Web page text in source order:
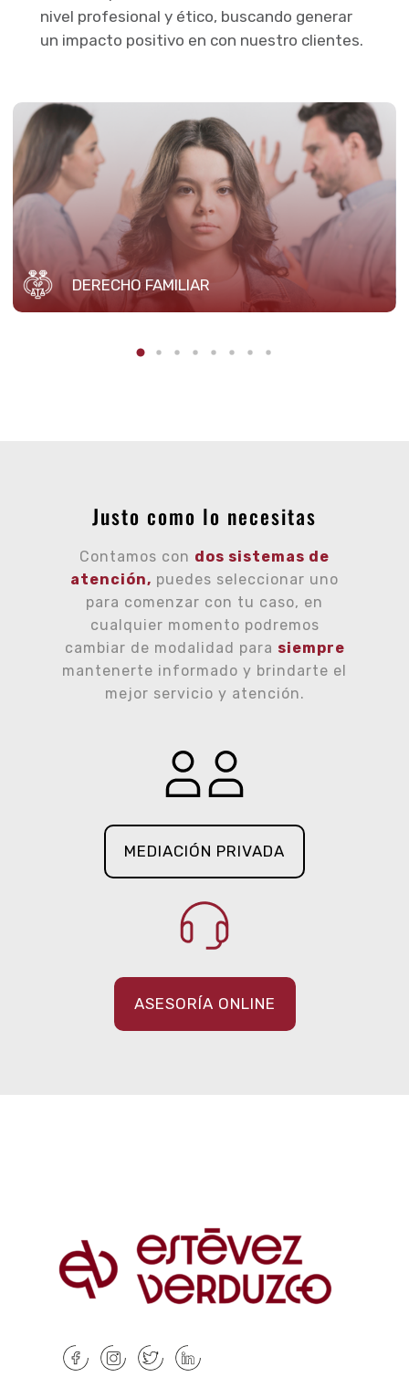
nivel profesional y ético, buscando generar
un impacto positivo en con nuestro clientes.
DERECHO FAMILIAR
Justo como lo necesitas
Contamos con dos sistemas de
atención, puedes seleccionar uno
para comenzar con tu caso, en
cualquier momento podremos
cambiar de modalidad para siempre
mantenerte informado y brindarte el
mejor servicio y atención.
MEDIACIÓN PRIVADA
ASESORÍA ONLINE